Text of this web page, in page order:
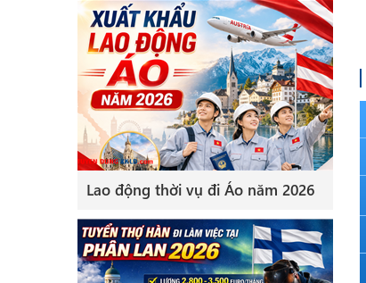
Lao động thời vụ đi Áo năm 2026